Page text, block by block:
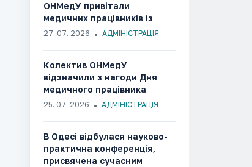
ОНМедУ привітали
медичних працівників із
професійним святом
27. 07. 2026 АДМІНІСТРАЦІЯ
Колектив ОНМедУ
відзначили з нагоди Дня
медичного працівника
25. 07. 2026 АДМІНІСТРАЦІЯ
В Одесі відбулася науково-
практична конференція,
присвячена сучасним